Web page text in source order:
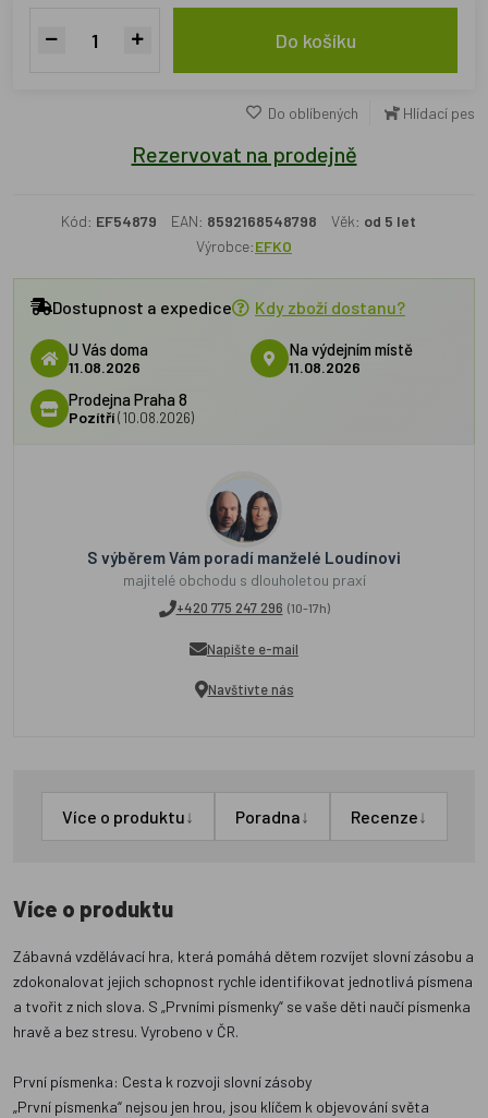
Do košíku
Do oblíbených Hlídací pes
Rezervovat na prodejně
Kód: EF54879 EAN: 8592168548798 Věk: od 5 let
Výrobce:EFKO
Dostupnost a expedice Kdy zboží dostanu?
U Vás doma
11.08.2026
Na výdejním místě
11.08.2026
Prodejna Praha 8
Pozítří(10.08.2026)
S výběrem Vám poradí manželé Loudínovi
majitelé obchodu s dlouholetou praxí
+420 775 247 296 (10-17h)
Napište e-mail
Navštivte nás
Více o produktu↓ Poradna↓ Recenze↓
Více o produktu
Zábavná vzdělávací hra, která pomáhá dětem rozvíjet slovní zásobu a
zdokonalovat jejich schopnost rychle identifikovat jednotlivá písmena
a tvořit z nich slova. S „Prvními písmenky“ se vaše děti naučí písmenka
hravě a bez stresu. Vyrobeno v ČR.
První písmenka: Cesta k rozvoji slovní zásoby
„První písmenka“ nejsou jen hrou, jsou klíčem k objevování světa